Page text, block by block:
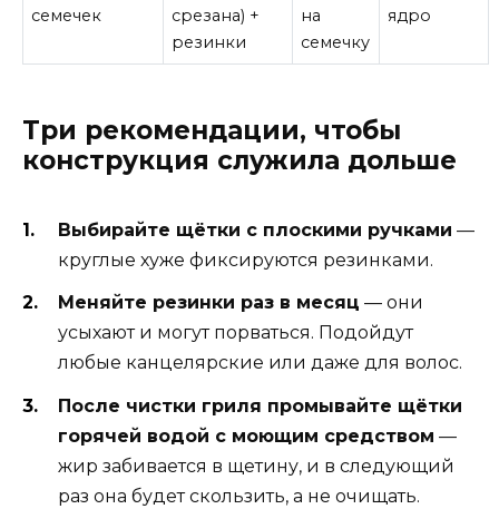
семечек
срезана) +
резинки
на
семечку
ядро
Три рекомендации, чтобы
конструкция служила дольше
Выбирайте щётки с плоскими ручками —
круглые хуже фиксируются резинками.
Меняйте резинки раз в месяц — они
усыхают и могут порваться. Подойдут
любые канцелярские или даже для волос.
После чистки гриля промывайте щётки
горячей водой с моющим средством —
жир забивается в щетину, и в следующий
раз она будет скользить, а не очищать.